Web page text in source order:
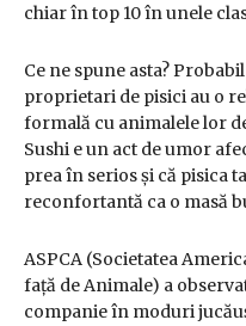
chiar în top 10 în unele
Ce ne spune asta?
proprietari de pisici au o
formală cu animalele lor
Sushi e un act de umor
prea în serios și că pisica
reconfortantă ca o masă
ASPCA (Societatea
față de Animale) a
companie în moduri